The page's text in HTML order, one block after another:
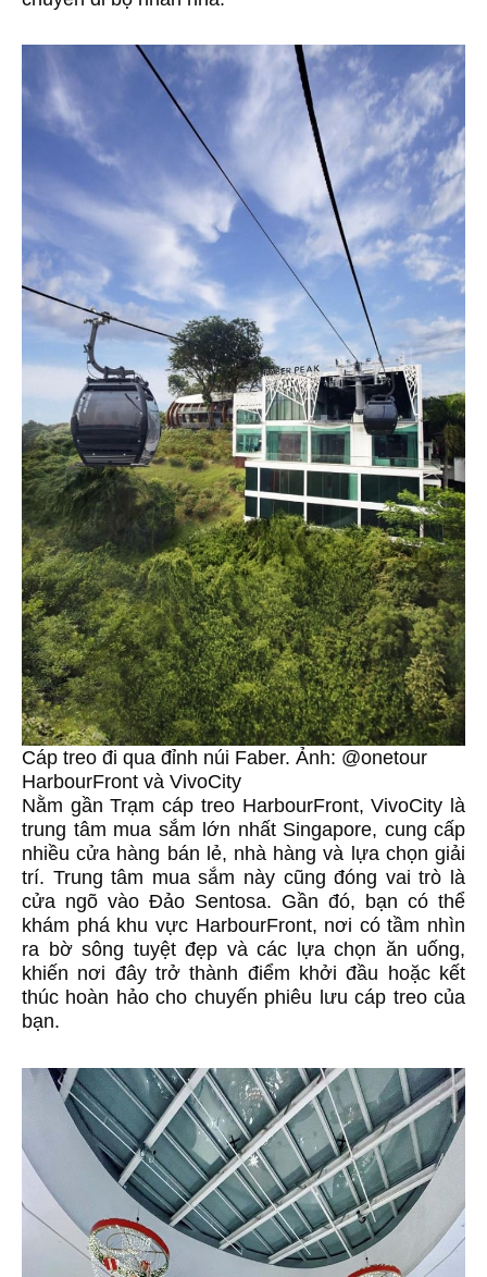
Cáp treo đi qua đỉnh núi Faber. Ảnh: @onetour
HarbourFront và VivoCity
Nằm gần Trạm cáp treo HarbourFront, VivoCity là
trung tâm mua sắm lớn nhất Singapore, cung cấp
nhiều cửa hàng bán lẻ, nhà hàng và lựa chọn giải
trí. Trung tâm mua sắm này cũng đóng vai trò là
cửa ngõ vào Đảo Sentosa. Gần đó, bạn có thể
khám phá khu vực HarbourFront, nơi có tầm nhìn
ra bờ sông tuyệt đẹp và các lựa chọn ăn uống,
khiến nơi đây trở thành điểm khởi đầu hoặc kết
thúc hoàn hảo cho chuyến phiêu lưu cáp treo của
bạn.